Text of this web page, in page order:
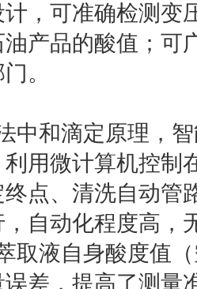
，可准确检测变
产品的酸值；可
。
中和滴定原理，
用微计算机控制
点、清洗自动管
自动化程度高，
取液自身酸度值
差，提高了测量